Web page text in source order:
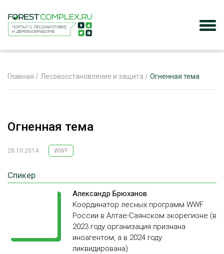
О ПРОЕКТЕ
ЛЕСНОЕ ХОЗЯЙСТВО
ОБРАБОТКА ДРЕВЕСИНЫ
ЭКСПЕРТНОЕ МНЕНИЕ
Главная / Лесовосстановление и защита / Огненная тема
Огненная тема
28.10.2014 WWF
Спикер
Александр Брюханов
Координатор лесных программ WWF
России в Алтае-Саянском экорегионе (в
2023 году организация признана
иноагентом, а в 2024 году
ликвидирована)